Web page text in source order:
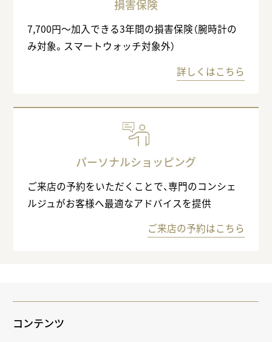
損害保険
7,700円〜加入できる3年間の損害保険（腕時計の
み対象。スマートウォッチ対象外）
詳しくはこちら
パーソナルショッピング
ご来店の予約をいただくことで、専門のコンシェ
ルジュがお客様へ最適なアドバイスを提供
ご来店の予約はこちら
コンテンツ